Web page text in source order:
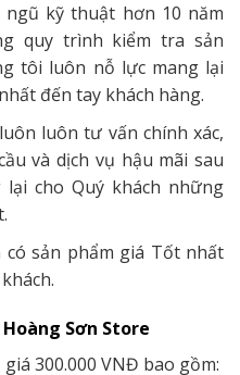
ngũ kỹ thuật hơn 10 năm
quy trình kiểm tra sản
tôi luôn nỗ lực mang lại
đến tay khách hàng.
luôn tư vấn chính xác,
và dịch vụ hậu mãi sau
cho Quý khách những
có sản phẩm giá Tốt nhất
Sơn Store
300.000 VNĐ bao gồm: